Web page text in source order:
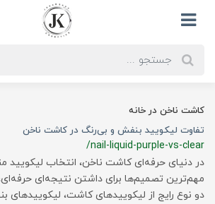
کاشت ناخن در خانه
تفاوت لیکویید بنفش و بی‌رنگ در کاشت ناخن
/nail-liquid-purple-vs-clear
در دنیای حرفه‌ای کاشت ناخن، انتخاب لیکویید
مهم‌ترین تصمیم‌ها برای داشتن نتیجه‌ای
دو نوع رایج از لیکوییدهای کاشت،